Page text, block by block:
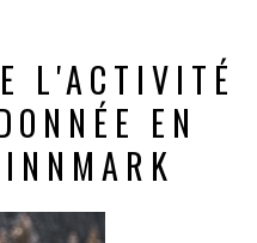
L'ACTIVITÉ
EN